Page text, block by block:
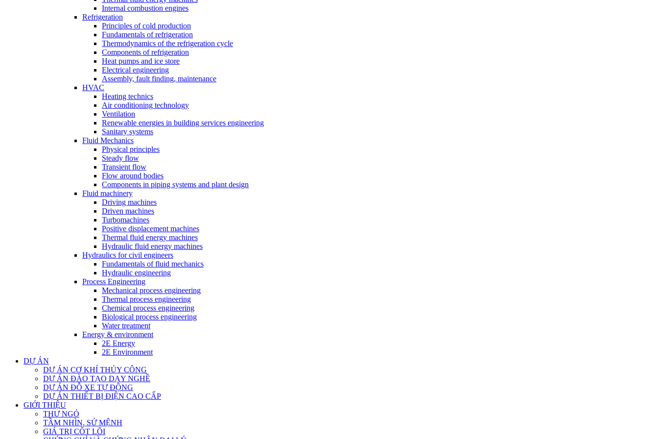
Internal combustion engines
Refrigeration
Principles of cold production
Fundamentals of refrigeration
Thermodynamics of the refrigeration cycle
Components of refrigeration
Heat pumps and ice store
Electrical engineering
Assembly, fault finding, maintenance
HVAC
Heating technics
Air conditioning technology
Ventilation
Renewable energies in building services engineering
Sanitary systems
Fluid Mechanics
Physical principles
Steady flow
Transient flow
Flow around bodies
Components in piping systems and plant design
Fluid machinery
Driving machines
Driven machines
Turbomachines
Positive displacement machines
Thermal fluid energy machines
Hydraulic fluid energy machines
Hydraulics for civil engineers
Fundamentals of fluid mechanics
Hydraulic engineering
Process Engineering
Mechanical process engineering
Thermal process engineering
Chemical process engineering
Biological process engineering
Water treatment
Energy & environment
2E Energy
2E Environment
DỰ ÁN
DỰ ÁN CƠ KHÍ THỦY CÔNG
DỰ ÁN ĐÀO TẠO DẠY NGHỀ
DỰ ÁN ĐỖ XE TỰ ĐỘNG
DỰ ÁN THIẾT BỊ ĐIỆN CAO CẤP
GIỚI THIỆU
THƯ NGỎ
TẦM NHÌN, SỨ MỆNH
GIÁ TRỊ CỐT LÕI